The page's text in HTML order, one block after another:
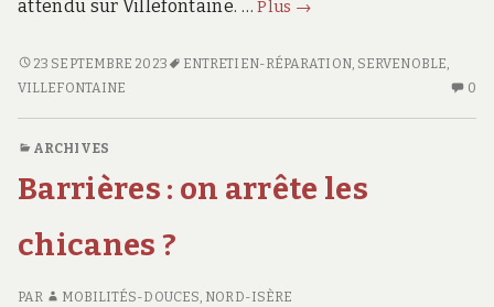
attendu sur Villefontaine. …Plus
Villefontaine,
inauguré
22/09/2023
→
OSEZ-
L’VÉLO-
LE
23 SEPTEMBRE 2023 ENTRETIEN-RÉPARATION, SERVENOBLE
VILLEFONTAINE
0
ARCHIVES
Barrières : on arrête les
chicanes ?
PAR MOBILITÉS-DOUCES, NORD-ISÈRE